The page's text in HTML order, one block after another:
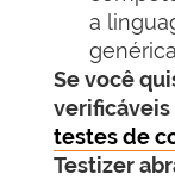
a
genérica
Se você
verificáveis
testes de
Testizer